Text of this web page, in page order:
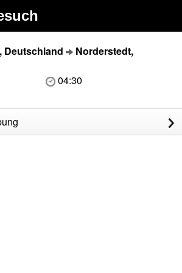
Deutschland
Norderstedt,
04:30